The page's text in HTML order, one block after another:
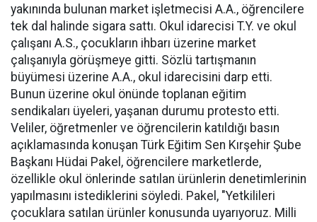
yakınında bulunan market işletmecisi A.A., öğrencilere
tek dal halinde sigara sattı. Okul idarecisi T.Y. ve okul
çalışanı A.S., çocukların ihbarı üzerine market
çalışanıyla görüşmeye gitti. Sözlü tartışmanın
büyümesi üzerine A.A., okul idarecisini darp etti.
Bunun üzerine okul önünde toplanan eğitim
sendikaları üyeleri, yaşanan durumu protesto etti.
Veliler, öğretmenler ve öğrencilerin katıldığı basın
açıklamasında konuşan Türk Eğitim Sen Kırşehir Şube
Başkanı Hüdai Pakel, öğrencilere marketlerde,
özellikle okul önlerinde satılan ürünlerin denetimlerinin
yapılmasını istediklerini söyledi. Pakel, "Yetkilileri
çocuklara satılan ürünler konusunda uyarıyoruz. Milli